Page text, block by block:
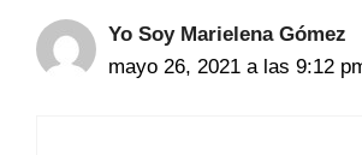
Yo Soy Marielena Gómez
mayo 26, 2021 a las 9:12